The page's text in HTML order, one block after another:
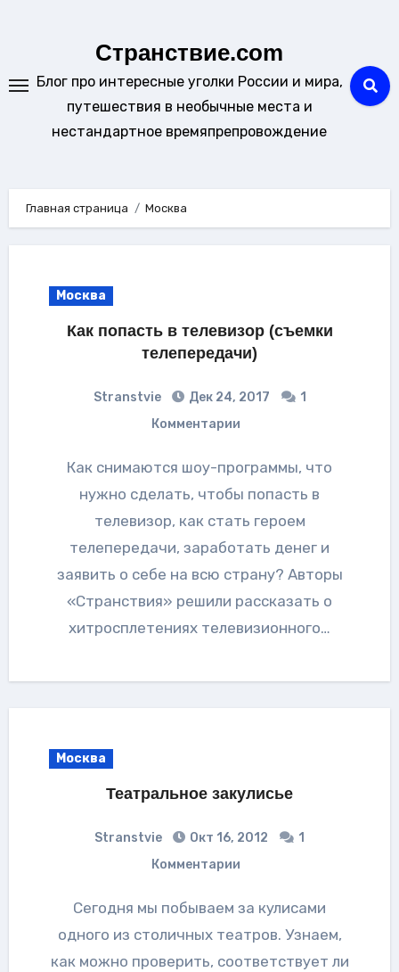
Странствие.com
Блог про интересные уголки России и мира,
путешествия в необычные места и
нестандартное времяпрепровождение
Главная страница Москва
Москва
Как попасть в телевизор (съемки
телепередачи)
Stranstvie Дек 24, 2017
1
Комментарии
Как снимаются шоу-программы, что
нужно сделать, чтобы попасть в
телевизор, как стать героем
телепередачи, заработать денег и
заявить о себе на всю страну? Авторы
«Странствия» решили рассказать о
хитросплетениях телевизионного…
Москва
Театральное закулисье
Stranstvie Окт 16, 2012
1
Комментарии
Сегодня мы побываем за кулисами
одного из столичных театров. Узнаем,
как можно проверить, соответствует ли